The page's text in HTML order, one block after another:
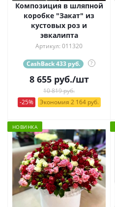
Композиция в шляпной
коробке "Закат" из
кустовых роз и
эвкалипта
Артикул: 011320
CashBack 433 руб. ?
8 655руб./шт
10 819 руб.
-25%
Экономия 2 164 руб.
НОВИНКА